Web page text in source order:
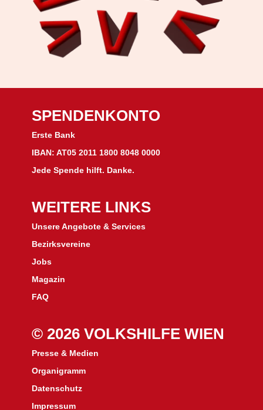
SPENDENKONTO
Erste Bank
IBAN: AT05 2011 1800 8048 0000
Jede Spende hilft. Danke.
WEITERE LINKS
Unsere Angebote & Services
Bezirksvereine
Jobs
Magazin
FAQ
© 2026 VOLKSHILFE WIEN
Presse & Medien
Organigramm
Datenschutz
Impressum